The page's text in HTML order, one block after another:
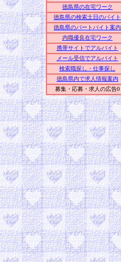
徳島県の在宅ワーク
徳島県の検索土日のバイト
徳島県のパートバイト案内
内職優良在宅ワーク
携帯サイトでアルバイト
メール受信でアルバイト
検索職探し・仕事探し
徳島県内で求人情報案内
募集・応募・求人の広告0